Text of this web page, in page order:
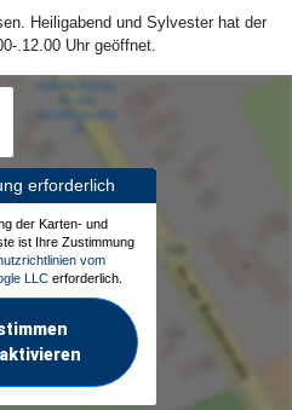
Heiligabend und Sylvester hat der
.12.00 Uhr geöffnet.
erforderlich
der Karten- und
ist Ihre Zustimmung
vom
LLC erforderlich.